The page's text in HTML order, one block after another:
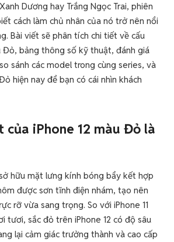
Dương hay Trắng Ngọc Trai, phiên
cách làm chủ nhân của nó trở nên nổi
Bài viết sẽ phân tích chi tiết về cấu
Đỏ, bảng thông số kỹ thuật, đánh giá
sánh các model trong cùng series, và
hiện nay để bạn có cái nhìn khách
iPhone 12 màu Đỏ là
hữu mặt lưng kính bóng bẩy kết hợp
được sơn tĩnh điện nhám, tạo nên
rỡ vừa sang trọng. So với iPhone 11
tươi, sắc đỏ trên iPhone 12 có độ sâu
lại cảm giác trưởng thành và cao cấp